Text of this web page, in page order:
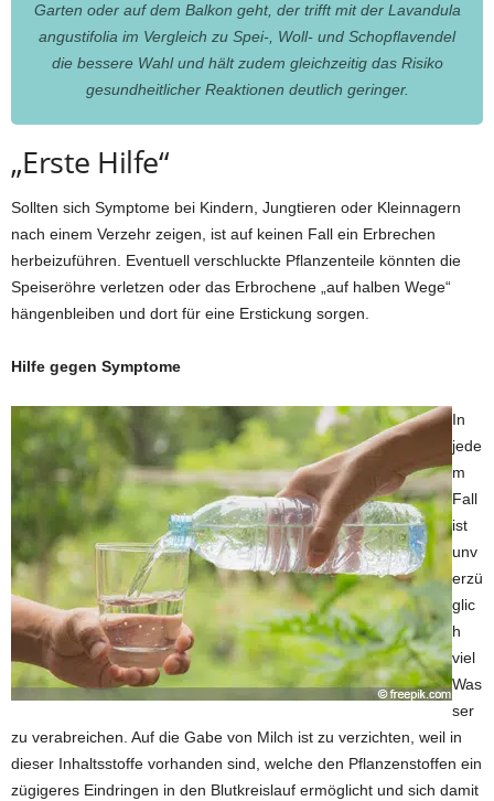
Garten oder auf dem Balkon geht, der trifft mit der Lavandula
angustifolia im Vergleich zu Spei-, Woll- und Schopflavendel
die bessere Wahl und hält zudem gleichzeitig das Risiko
gesundheitlicher Reaktionen deutlich geringer.
„Erste Hilfe“
Sollten sich Symptome bei Kindern, Jungtieren oder Kleinnagern
nach einem Verzehr zeigen, ist auf keinen Fall ein Erbrechen
herbeizuführen. Eventuell verschluckte Pflanzenteile könnten die
Speiseröhre verletzen oder das Erbrochene „auf halben Wege“
hängenbleiben und dort für eine Erstickung sorgen.
Hilfe gegen Symptome
In
jede
m
Fall
ist
unv
erzü
glic
h
viel
Was
ser
zu verabreichen. Auf die Gabe von Milch ist zu verzichten, weil in
dieser Inhaltsstoffe vorhanden sind, welche den Pflanzenstoffen ein
zügigeres Eindringen in den Blutkreislauf ermöglicht und sich damit